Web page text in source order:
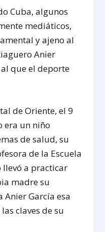
Cuba, algunos
mediáticos,
y ajeno al
Anier
que el deporte
de Oriente, el 9
era un niño
de salud, su
de la Escuela
llevó a practicar
madre su
García esa
claves de su